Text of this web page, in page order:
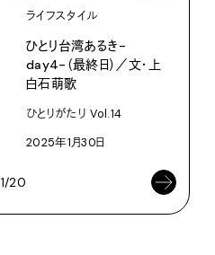
ライフスタイル
ひとり台湾あるき-
day4-（最終日）／文・上
白石萌歌
ひとりがたり Vol.14
2025年1月30日
1/20